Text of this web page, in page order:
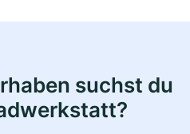
suchst du